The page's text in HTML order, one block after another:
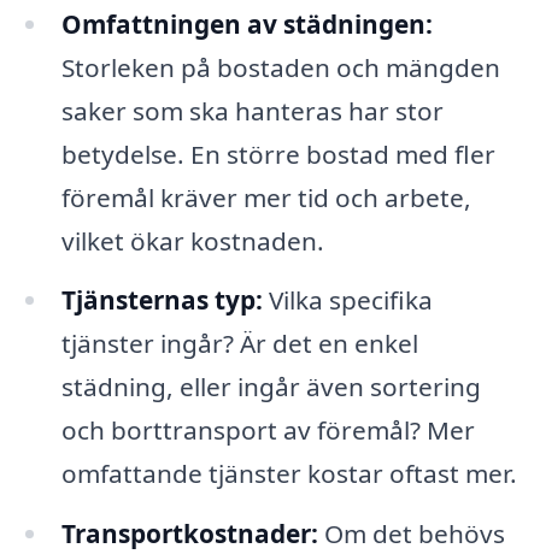
Omfattningen av städningen:
Storleken på bostaden och mängden
saker som ska hanteras har stor
betydelse. En större bostad med fler
föremål kräver mer tid och arbete,
vilket ökar kostnaden.
Tjänsternas typ: Vilka specifika
tjänster ingår? Är det en enkel
städning, eller ingår även sortering
och borttransport av föremål? Mer
omfattande tjänster kostar oftast mer.
Transportkostnader: Om det behövs